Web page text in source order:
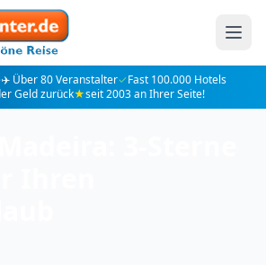
✈️ Über 80 Veranstalter✓Fast 100.000 Hotels
Geld zurück★seit 2003 an Ihrer Seite!